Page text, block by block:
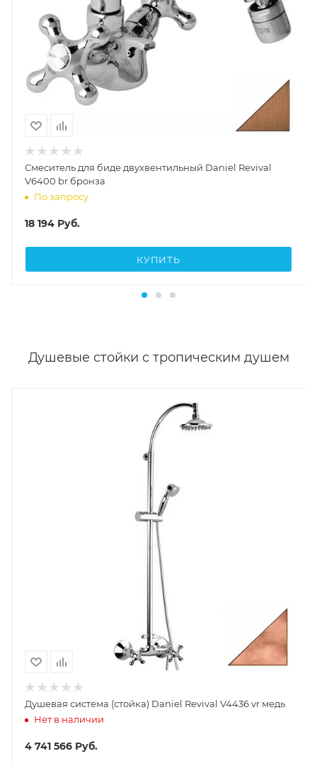
Смеситель для биде двухвентильный Daniel Revival
V6400 br бронза
По запросу
18 194 Руб.
КУПИТЬ
Душевые стойки с тропическим душем
Душевая система (стойка) Daniel Revival V4436 vr медь
Нет в наличии
4 741 566 Руб.